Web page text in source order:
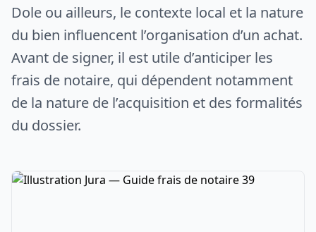
Dole ou ailleurs, le contexte local et la nature
du bien influencent l’organisation d’un achat.
Avant de signer, il est utile d’anticiper les
frais de notaire, qui dépendent notamment
de la nature de l’acquisition et des formalités
du dossier.